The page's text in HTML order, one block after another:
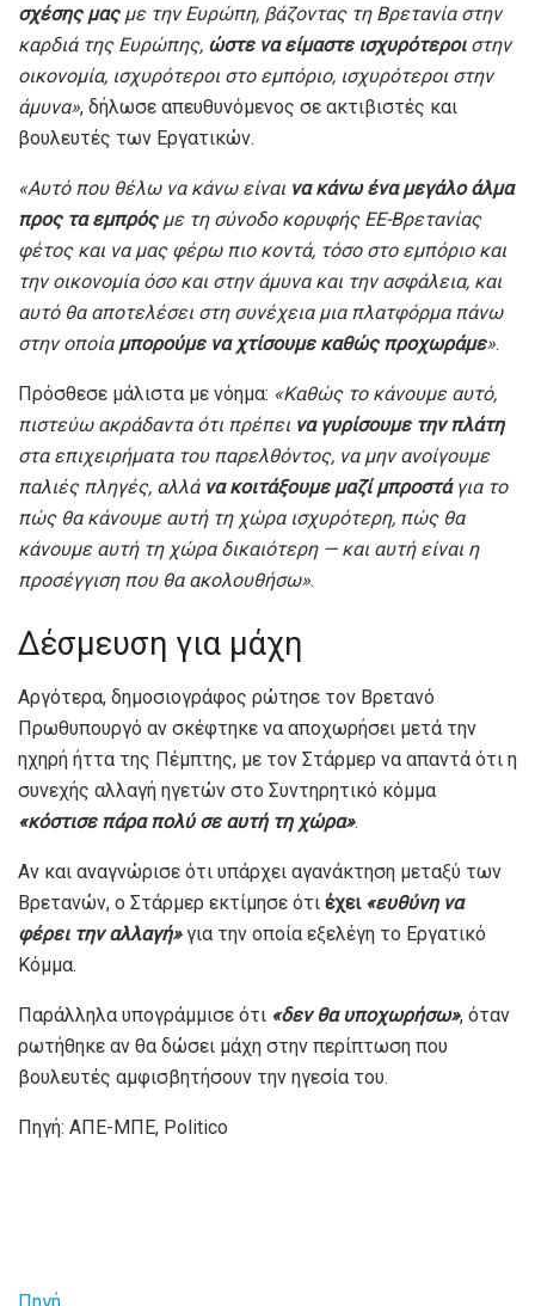
σχέσης μαςμε την Ευρώπη, βάζοντας τη Βρετανία στην
καρδιά της Ευρώπης, ώστε να είμαστε ισχυρότεροιστην
οικονομία, ισχυρότεροι στο εμπόριο, ισχυρότεροι στην
άμυνα», δήλωσε απευθυνόμενος σε ακτιβιστές και
βουλευτές των Εργατικών.
«Αυτό που θέλω να κάνω είναι να κάνω ένα μεγάλο άλμα
προς τα εμπρόςμε τη σύνοδο κορυφής ΕΕ-Βρετανίας
φέτος και να μας φέρω πιο κοντά, τόσο στο εμπόριο και
την οικονομία όσο και στην άμυνα και την ασφάλεια, και
αυτό θα αποτελέσει στη συνέχεια μια πλατφόρμα πάνω
στην οποία μπορούμε να χτίσουμε καθώς προχωράμε».
Πρόσθεσε μάλιστα με νόημα: «Καθώς το κάνουμε αυτό,
πιστεύω ακράδαντα ότι πρέπει να γυρίσουμε την πλάτη
στα επιχειρήματα του παρελθόντος, να μην ανοίγουμε
παλιές πληγές, αλλά να κοιτάξουμε μαζί μπροστάγια το
πώς θα κάνουμε αυτή τη χώρα ισχυρότερη, πώς θα
κάνουμε αυτή τη χώρα δικαιότερη — και αυτή είναι η
προσέγγιση που θα ακολουθήσω».
Δέσμευση για μάχη
Αργότερα, δημοσιογράφος ρώτησε τον Βρετανό
Πρωθυπουργό αν σκέφτηκε να αποχωρήσει μετά την
ηχηρή ήττα της Πέμπτης, με τον Στάρμερ να απαντά ότι η
συνεχής αλλαγή ηγετών στο Συντηρητικό κόμμα
«κόστισε πάρα πολύ σε αυτή τη χώρα».
Αν και αναγνώρισε ότι υπάρχει αγανάκτηση μεταξύ των
Βρετανών, ο Στάρμερ εκτίμησε ότι έχει «ευθύνη να
φέρει την αλλαγή» για την οποία εξελέγη το Εργατικό
Κόμμα.
Παράλληλα υπογράμμισε ότι «δεν θα υποχωρήσω», όταν
ρωτήθηκε αν θα δώσει μάχη στην περίπτωση που
βουλευτές αμφισβητήσουν την ηγεσία του.
Πηγή: ΑΠΕ-ΜΠΕ, Politico